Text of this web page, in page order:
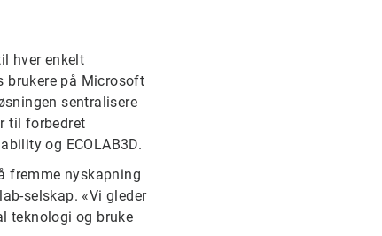
hver enkelt
brukere på Microsoft
sentralisere
til forbedret
og ECOLAB3D.
fremme nyskapning
selskap. «Vi gleder
teknologi og bruke